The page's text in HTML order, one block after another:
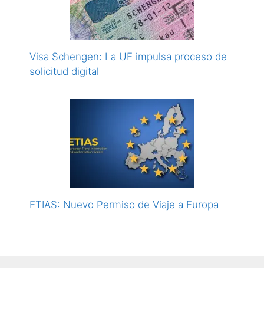
Visa Schengen: La UE impulsa proceso de
solicitud digital
ETIAS: Nuevo Permiso de Viaje a Europa